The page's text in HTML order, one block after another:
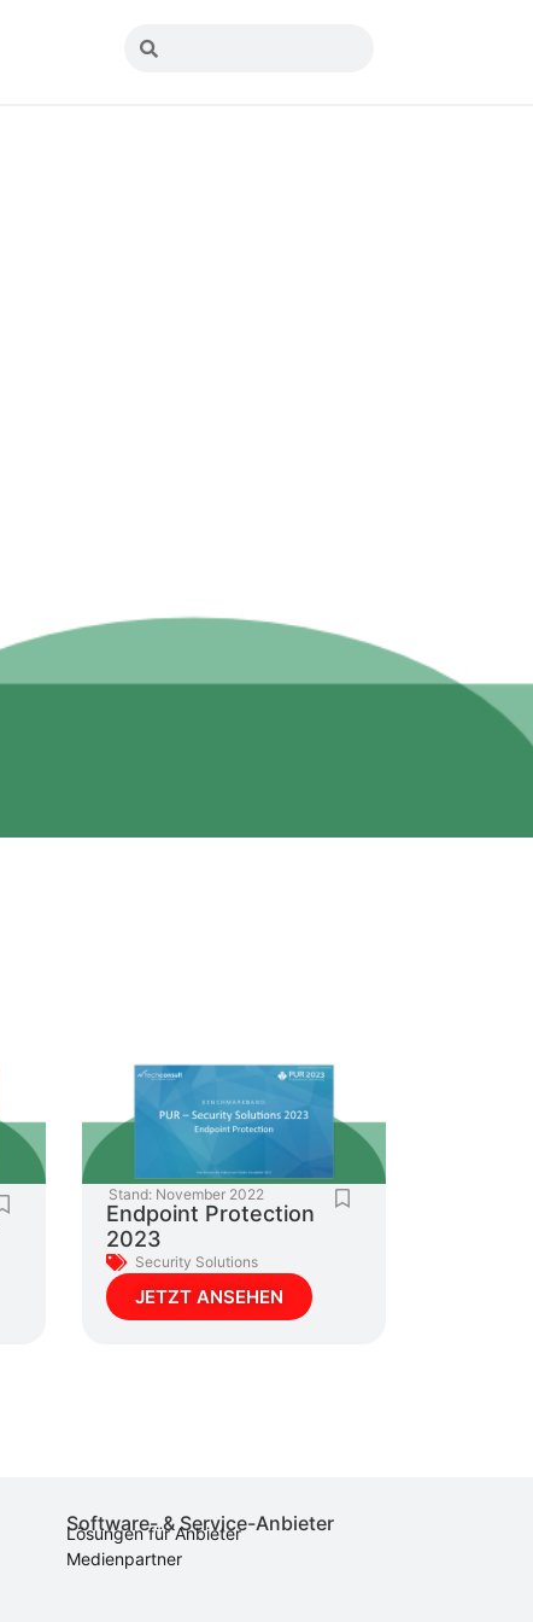
Stand: November 2022
Endpoint Protection
2023
Security Solutions
JETZT ANSEHEN
Software- & Service-Anbieter
Lösungen für Anbieter
Medienpartner